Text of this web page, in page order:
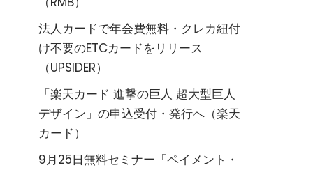
法人カードで年会費無料・クレカ紐付
け不要のETCカードをリリース
（UPSIDER）
「楽天カード 進撃の巨人 超大型巨人
デザイン」の申込受付・発行へ（楽天
カード）
9月25日無料セミナー「ペイメント・